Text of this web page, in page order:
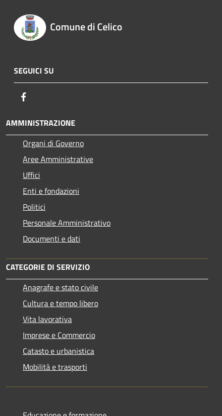
Comune di Celico
SEGUICI SU
AMMINISTRAZIONE
Organi di Governo
Aree Amministrative
Uffici
Enti e fondazioni
Politici
Personale Amministrativo
Documenti e dati
CATEGORIE DI SERVIZIO
Anagrafe e stato civile
Cultura e tempo libero
Vita lavorativa
Imprese e Commercio
Catasto e urbanistica
Mobilità e trasporti